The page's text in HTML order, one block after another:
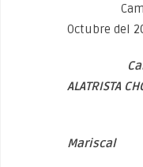
Octubre del
ALATRISTA
Mariscal